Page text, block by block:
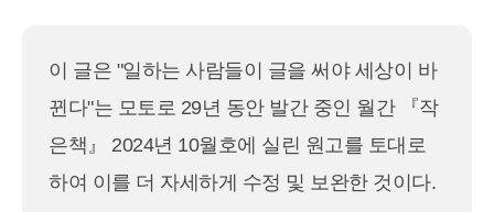
이 글은 "일하는 사람들이 글을 써야 세상이 바
뀐다"는 모토로 29년 동안 발간 중인 월간 『작
은책』 2024년 10월호에 실린 원고를 토대로
하여 이를 더 자세하게 수정 및 보완한 것이다.